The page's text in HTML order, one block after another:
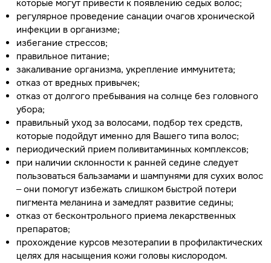
которые могут привести к появлению седых волос;
регулярное проведение санации очагов хронической
инфекции в организме;
избегание стрессов;
правильное питание;
закаливание организма, укрепление иммунитета;
отказ от вредных привычек;
отказ от долгого пребывания на солнце без головного
убора;
правильный уход за волосами, подбор тех средств,
которые подойдут именно для Вашего типа волос;
периодический прием поливитаминных комплексов;
при наличии склонности к ранней седине следует
пользоваться бальзамами и шампунями для сухих волос
– они помогут избежать слишком быстрой потери
пигмента меланина и замедлят развитие седины;
отказ от бесконтрольного приема лекарственных
препаратов;
прохождение курсов мезотерапии в профилактических
целях для насыщения кожи головы кислородом.